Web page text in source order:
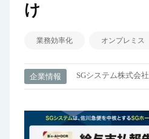
け
業務効率化 オンプレミス
企業情報 SGシステム株式会社